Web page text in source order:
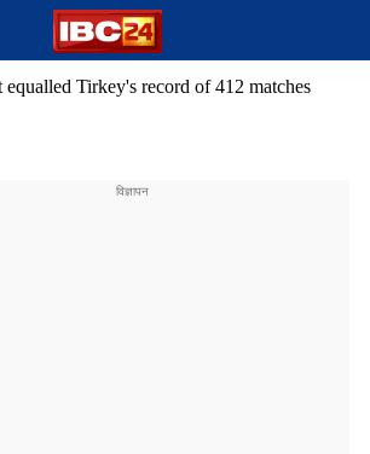
Tirkey's record of 412 matches